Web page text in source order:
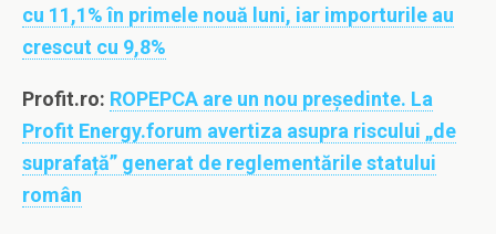
cu 11,1% în primele nouă luni, iar importurile au
crescut cu 9,8%
Profit.ro: ROPEPCA are un nou președinte. La
Profit Energy.forum avertiza asupra riscului „de
suprafață” generat de reglementările statului
român